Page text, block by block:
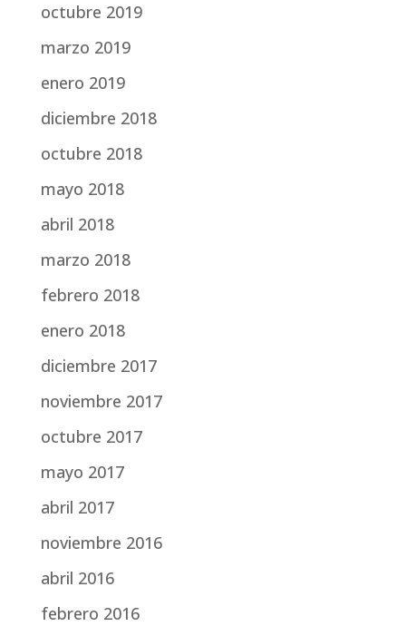
octubre 2019
marzo 2019
enero 2019
diciembre 2018
octubre 2018
mayo 2018
abril 2018
marzo 2018
febrero 2018
enero 2018
diciembre 2017
noviembre 2017
octubre 2017
mayo 2017
abril 2017
noviembre 2016
abril 2016
febrero 2016